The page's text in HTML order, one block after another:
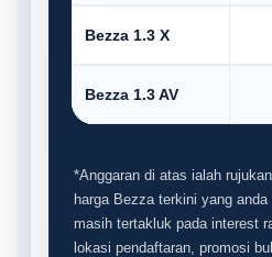
Bezza 1.3 X
Bezza 1.3 AV
*Anggaran di atas ialah
harga Bezza terkini yang
masih tertakluk pada interest
lokasi pendaftaran, promosi